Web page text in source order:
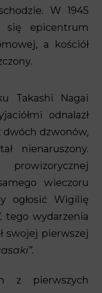
W 1945
się epicentrum
a kościół
Takashi Nagai
odnalazł
dzwonów,
nienaruszony.
wieczoru
ogłosić Wigilię
tego wydarzenia
swojej pierwszej
z pierwszych